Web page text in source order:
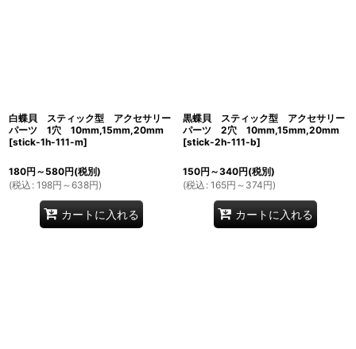
白蝶貝 スティック型 アクセサリー
パーツ 1穴 10mm,15mm,20mm
[stick-1h-111-m]
180円 ～580円(税別)
(税込 : 198円 ～638円)
カートに入れる
黒蝶貝 スティック型 アクセサリー
パーツ 2穴 10mm,15mm,20mm
[stick-2h-111-b]
150円 ～340円(税別)
(税込 : 165円 ～374円)
カートに入れる